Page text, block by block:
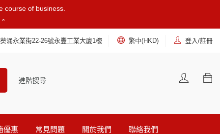
course of business.
涌永業街22-26號永豐工業大廈1樓 繁中(HKD) 登入/註冊
進階搜尋
優惠 常見問題 關於我們 聯絡我們